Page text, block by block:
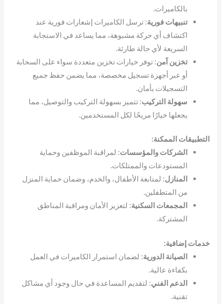
بالكاميرات.
تنبيهات فورية: ترسل الكاميرات إشعارات فورية عند
اكتشاف أي حركة مشبوهة، مما يساعد في الاستجابة
السريعة لأي حالة طارئة.
تخزين آمن: توفر خيارات تخزين متعددة سواء على السحابة
أو عبر أجهزة تسجيل مخصصة، مما يضمن حفظ جميع
التسجيلات بأمان.
سهولة التركيب: تتميز بسهولة التركيب والتوصيل، مما
يجعلها خيارًا مريحًا لكل المستخدمين.
التطبيقات الممكنة:
الشركات والمؤسسات: لمراقبة الموظفين وحماية
المستودعات والممتلكات.
المنازل: لمتابعة الأطفال، والخدم، وضمان حماية المنزل
من المتطفلين.
المجمعات السكنية: لتعزيز الأمان ومراقبة المناطق
المشتركة.
خدمات إضافية:
الصيانة الدورية: لضمان استمرار الكاميرات في العمل
بكفاءة عالية.
الدعم الفني: لتقديم المساعدة في حال وجود أي مشاكل
تقنية.